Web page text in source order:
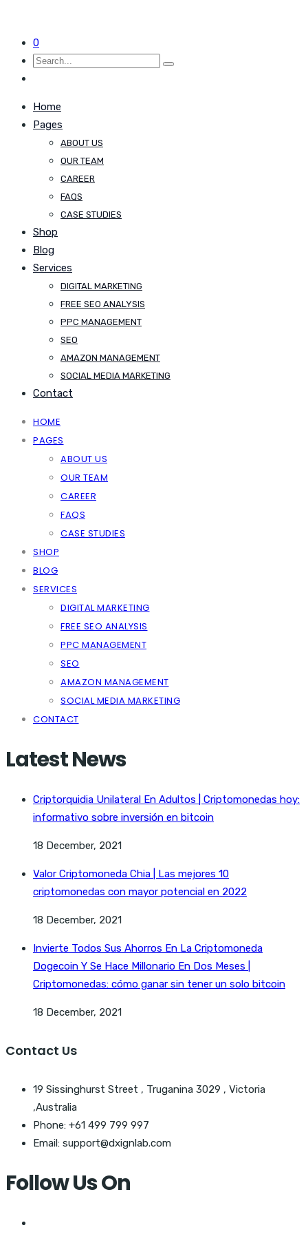
0
Home
Pages
ABOUT US
OUR TEAM
CAREER
FAQS
CASE STUDIES
Shop
Blog
Services
DIGITAL MARKETING
FREE SEO ANALYSIS
PPC MANAGEMENT
SEO
AMAZON MANAGEMENT
SOCIAL MEDIA MARKETING
Contact
HOME
PAGES
ABOUT US
OUR TEAM
CAREER
FAQS
CASE STUDIES
SHOP
BLOG
SERVICES
DIGITAL MARKETING
FREE SEO ANALYSIS
PPC MANAGEMENT
SEO
AMAZON MANAGEMENT
SOCIAL MEDIA MARKETING
CONTACT
Latest News
Criptorquidia Unilateral En Adultos | Criptomonedas hoy:
informativo sobre inversión en bitcoin
18 December, 2021
Valor Criptomoneda Chia | Las mejores 10
criptomonedas con mayor potencial en 2022
18 December, 2021
Invierte Todos Sus Ahorros En La Criptomoneda
Dogecoin Y Se Hace Millonario En Dos Meses |
Criptomonedas: cómo ganar sin tener un solo bitcoin
18 December, 2021
Contact Us
19 Sissinghurst Street , Truganina 3029 , Victoria
,Australia
Phone: +61 499 799 997
Email: support@dxignlab.com
Follow Us On